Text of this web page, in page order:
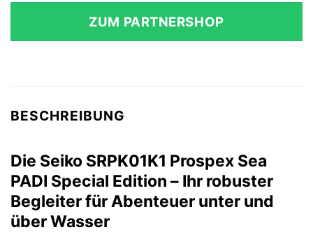
ZUM PARTNERSHOP
BESCHREIBUNG
Die Seiko SRPK01K1 Prospex Sea
PADI Special Edition – Ihr robuster
Begleiter für Abenteuer unter und
über Wasser